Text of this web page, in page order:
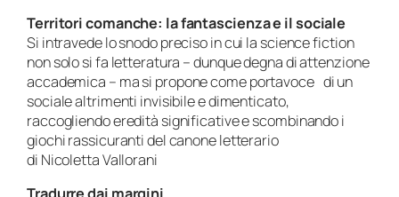
Territori comanche: la fantascienza e il sociale
Si intravede lo snodo preciso in cui la science fiction
non solo si fa letteratura – dunque degna di attenzione
accademica – ma si propone come portavoce di un
sociale altrimenti invisibile e dimenticato,
raccogliendo eredità significative e scombinando i
giochi rassicuranti del canone letterario
di Nicoletta Vallorani